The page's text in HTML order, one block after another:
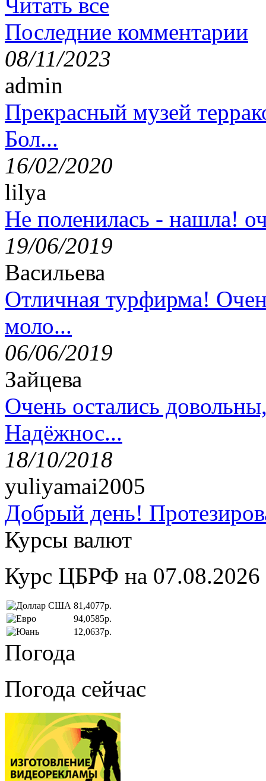
Последние комментарии
08/11/2023
admin
Прекрасный музей
Бол...
16/02/2020
lilya
Не поленилась - нашла!
19/06/2019
Васильева
Отличная турфирма!
моло...
06/06/2019
Зайцева
Очень остались
Надёжнос...
18/10/2018
yuliyamai2005
Добрый день!
Курсы валют
Курс ЦБРФ на 07.08.2026
81,4077р.
94,0585р.
12,0637р.
Погода
Погода сейчас